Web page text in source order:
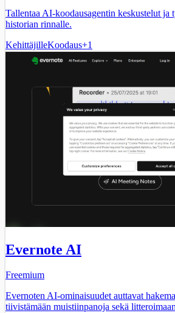
Tallentaa AI-koodausagentin keskustelut ja
historian rinnalle.
KehittäjilleKoodaus+1
Evernote AI
Freemium
Evernoten AI-ominaisuudet auttavat
tiivistämään muistiinpanoja sekä